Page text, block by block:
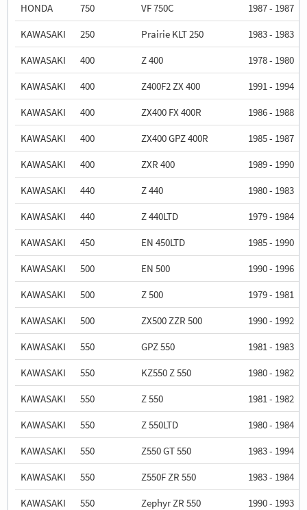
HONDA
750 VF 750C 1987 - 1987
KAWASAKI
250 Prairie KLT 250 1983 - 1983
KAWASAKI
400 Z 400 1978 - 1980
KAWASAKI
400 Z400F2 ZX 400 1991 - 1994
KAWASAKI
400 ZX400 FX 400R 1986 - 1988
KAWASAKI
400 ZX400 GPZ 400R 1985 - 1987
KAWASAKI
400 ZXR 400 1989 - 1990
KAWASAKI
440 Z 440 1980 - 1983
KAWASAKI
440 Z 440LTD 1979 - 1984
KAWASAKI
450 EN 450LTD 1985 - 1990
KAWASAKI
500 EN 500 1990 - 1996
KAWASAKI
500 Z 500 1979 - 1981
KAWASAKI
500 ZX500 ZZR 500 1990 - 1992
KAWASAKI
550 GPZ 550 1981 - 1983
KAWASAKI
550 KZ550 Z 550 1980 - 1982
KAWASAKI
550 Z 550 1981 - 1982
KAWASAKI
550 Z 550LTD 1980 - 1984
KAWASAKI
550 Z550 GT 550 1983 - 1994
KAWASAKI
550 Z550F ZR 550 1983 - 1984
KAWASAKI
550 Zephyr ZR 550 1990 - 1993